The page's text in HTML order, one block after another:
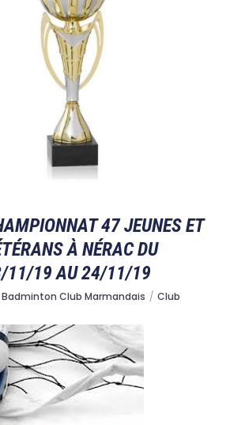
47 JEUNES ET
À NÉRAC DU
11/19 AU 24/11/19
Badminton Club Marmandais Club